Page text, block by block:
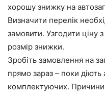
хорошу знижку на
Визначити перелік
замовити. Узгодити ціну
розмір знижки.
Зробіть замовлення на
прямо зараз – поки діють
комплектуючих.